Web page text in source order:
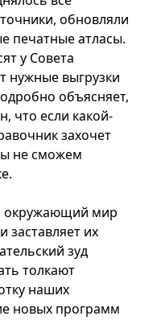
обновляли
печатные атласы.
у Совета
нужные выгрузки
объясняет,
что если какой-
захочет
не сможем
окружающий мир
заставляет их
зуд
толкают
наших
новых программ